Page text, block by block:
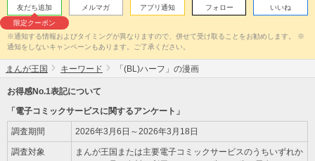
友だち追加
限定クーポン
メルマガ アプリ通知 フォロー いいね
※通知する情報およびタイミングが異なりますので、併せて受け取ることをお勧めします。 ※
通知をしないキャンペーンもあります。ご了承ください。
まんが王国 キーワード 「(BL)ハーフ」の漫画
お得感No.1表記について
「電子コミックサービスに関するアンケート」
調査期間 2026年3月6日～2026年3月18日
調査対象
まんが王国または主要電子コミックサービスのうちいずれか